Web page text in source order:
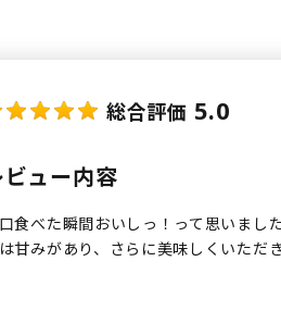
総合評価 5.0
ビュー内容
食べた瞬間おいしっ！って思いまし
甘みがあり、さらに美味しくいただ